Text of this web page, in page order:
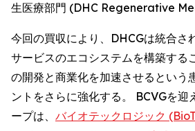
生医療部門 (DHC Regenerative
今回の買収により、DHCGは統合さ
サービスのエコシステムを構築する
の開発と商業化を加速させるという
ントをさらに強化する。 BCVGを迎
ープは、 バイオテックロジック